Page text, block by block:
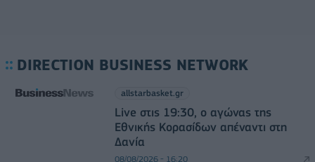
DIRECTION BUSINESS NETWORK
allstarbasket.gr
Live στις 19:30, ο αγώνας της
Εθνικής Κορασίδων απέναντι στη
Δανία
08/08/2026 - 16:20